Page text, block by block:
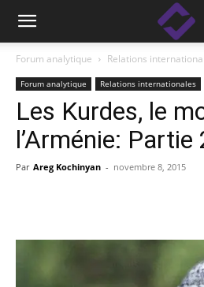
Forum analytique Relations
Forum analytique Relations internationales
Les Kurdes, le
l’Arménie: Partie
Par Areg Kochinyan - novembre 8, 2015